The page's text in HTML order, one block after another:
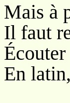
Mais à
Il faut
Écouter
En